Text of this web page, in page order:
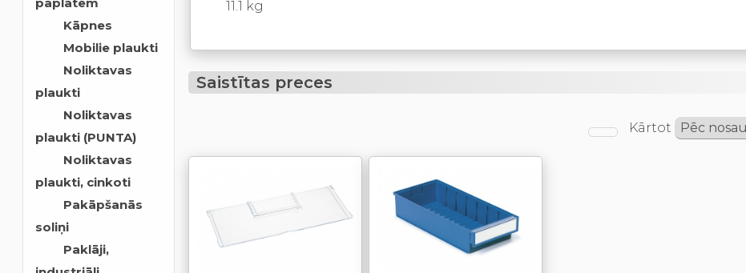
Kāpnes
Mobilie plaukti
Noliktavas
plaukti
Noliktavas
plaukti (PUNTA)
Noliktavas
plaukti, cinkoti
Pakāpšanās
soliņi
Paklāji,
11.1 kg
Saistītas preces
Kārtot